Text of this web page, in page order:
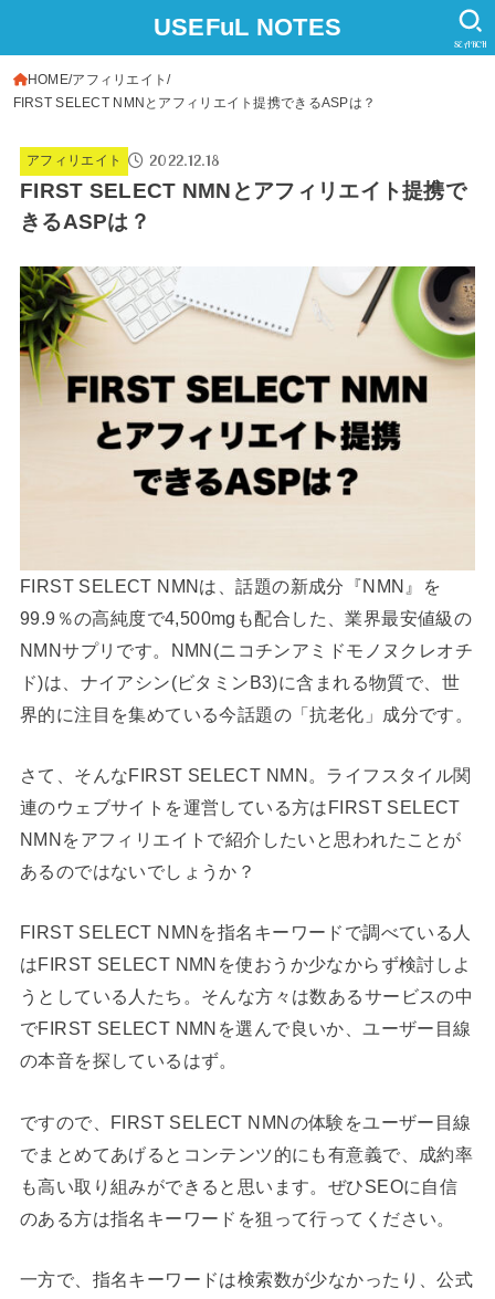
USEFuL NOTES
SEARCH
HOME アフィリエイト
FIRST SELECT NMNとアフィリエイト提携できるASPは？
アフィリエイト 2022.12.18
FIRST SELECT NMNとアフィリエイト提携で
きるASPは？
FIRST SELECT NMNは、話題の新成分『NMN』を
99.9％の高純度で4,500mgも配合した、業界最安値級の
NMNサプリです。NMN(ニコチンアミドモノヌクレオチ
ド)は、ナイアシン(ビタミンB3)に含まれる物質で、世
界的に注目を集めている今話題の「抗老化」成分です。
さて、そんなFIRST SELECT NMN。ライフスタイル関
連のウェブサイトを運営している方はFIRST SELECT
NMNをアフィリエイトで紹介したいと思われたことが
あるのではないでしょうか？
FIRST SELECT NMNを指名キーワードで調べている人
はFIRST SELECT NMNを使おうか少なからず検討しよ
うとしている人たち。そんな方々は数あるサービスの中
でFIRST SELECT NMNを選んで良いか、ユーザー目線
の本音を探しているはず。
ですので、FIRST SELECT NMNの体験をユーザー目線
でまとめてあげるとコンテンツ的にも有意義で、成約率
も高い取り組みができると思います。ぜひSEOに自信
のある方は指名キーワードを狙って行ってください。
一方で、指名キーワードは検索数が少なかったり、公式